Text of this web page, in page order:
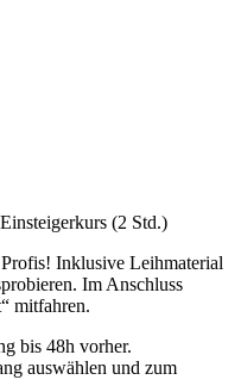
(2 Std.)
Inklusive Leihmaterial
Im Anschluss
mitfahren.
bis 48h vorher.
auswählen und zum